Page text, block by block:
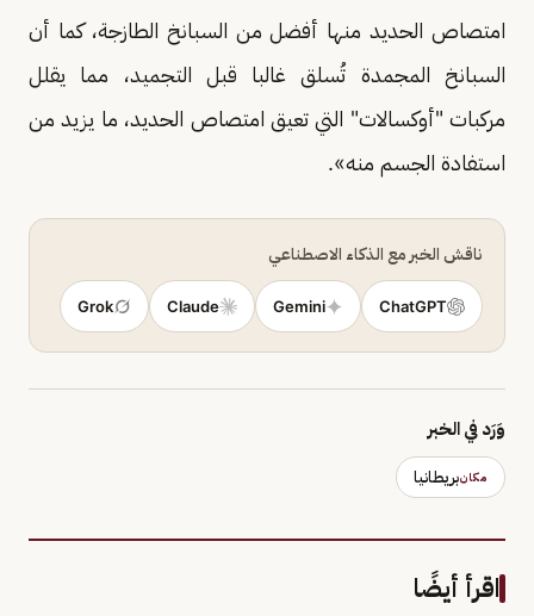
امتصاص الحديد منها أفضل من السبانخ الطازجة، كما أن
السبانخ المجمدة تُسلق غالبا قبل التجميد، مما يقلل
مركبات "أوكسالات" التي تعيق امتصاص الحديد، ما يزيد من
استفادة الجسم منه».
ناقش الخبر مع الذكاء الاصطناعي
ChatGPT
Gemini
Claude
Grok
وَرَد في الخبر
مكانبريطانيا
اقرأ أيضًا